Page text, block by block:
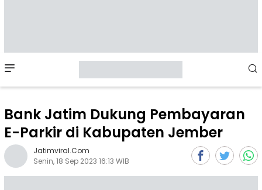
Menu
Bank Jatim Dukung Pembayaran
E-Parkir di Kabupaten Jember
Jatimviral.com
Senin, 18 Sep 2023 16:13 WIB